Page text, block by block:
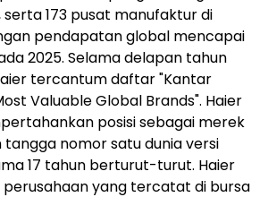
serta 173 pusat manufaktur di
pendapatan global mencapai
2025. Selama delapan tahun
tercantum daftar "Kantar
Valuable Global Brands". Haier
posisi sebagai merek
nomor satu dunia versi
17 tahun berturut-turut. Haier
yang tercatat di bursa